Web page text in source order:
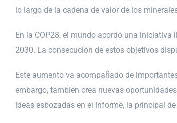
lo largo de la cadena de valor de los
En la COP28, el mundo acordó una
2030. La consecución de estos objetivos
Este aumento va acompañado de
embargo, también crea nuevas
ideas esbozadas en el informe, la principal